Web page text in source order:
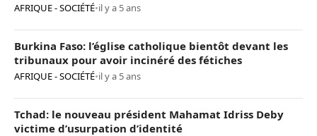
AFRIQUE - SOCIÉTÉ•il y a 5 ans
Burkina Faso: l’église catholique bientôt devant les
tribunaux pour avoir incinéré des fétiches
AFRIQUE - SOCIÉTÉ•il y a 5 ans
Tchad: le nouveau président Mahamat Idriss Deby
victime d’usurpation d’identité